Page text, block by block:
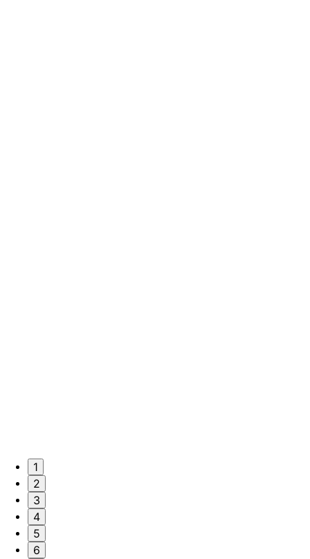
1
2
3
4
5
6